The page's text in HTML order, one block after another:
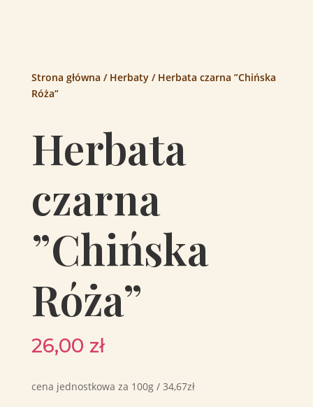
Strona główna / Herbaty/ Herbata czarna ”Chińska
Róża”
Herbata
czarna
”Chińska
Róża”
26,00 zł
cena jednostkowa za 100g / 34,67zł